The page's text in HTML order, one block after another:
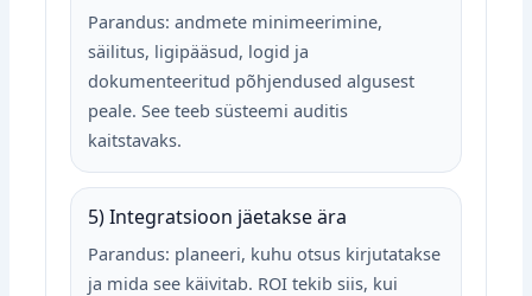
Parandus: andmete minimeerimine,
säilitus, ligipääsud, logid ja
dokumenteeritud põhjendused algusest
peale. See teeb süsteemi auditis
kaitstavaks.
5) Integratsioon jäetakse ära
Parandus: planeeri, kuhu otsus kirjutatakse
ja mida see käivitab. ROI tekib siis, kui